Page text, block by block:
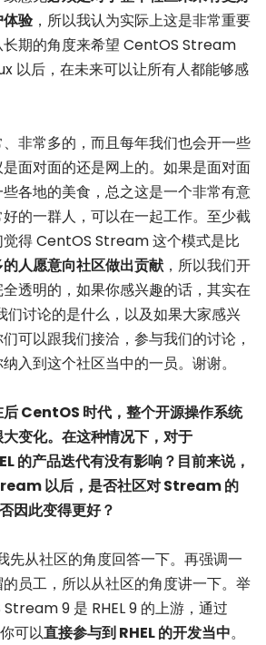
验 ，所以我认为实际上这是非常重要
长期的角度来希望 CentOS Stream
以后，在未来可以让所有人都能够感
非常多的，而且每年我们也会开一些
面对面的还是网上的。如果是面对面
各地的美食，总之这是一个非常有意
的一群人，可以在一起工作。至少截
觉得 CentOS Stream 这个模式是比
人愿意向社区做出贡献 ，所以我们开
透明的，如果你感兴趣的话，其实在
讨论的是什么，以及如果大家感兴
可以跟我们接洽，参与我们的讨论，
入到这个社区当中的一员。谢谢。
CentOS 时代，整个开源操作系统
变化。在这种情况下，对于
的产品迭代有没有影响？目前来说，
以后，是否社区对 Stream 的
因此变得更好？
先从社区的角度回答一下。再强调一
员工，所以从社区的角度讲一下。举
9 是 RHEL 9 的上游，通过
可以直接参与到 RHEL 的开发当中。